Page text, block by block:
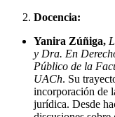
Docencia:
Yanira Zúñiga,
y Dra. En
Público de la
UACh. Su
incorporación de
jurídica. Desde